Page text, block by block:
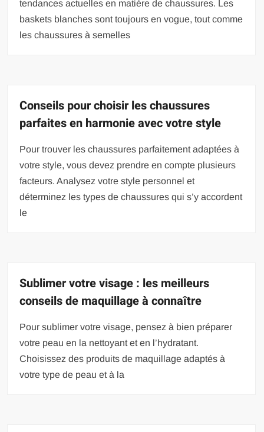
tendances actuelles en matière de chaussures. Les
baskets blanches sont toujours en vogue, tout comme
les chaussures à semelles
Conseils pour choisir les chaussures
parfaites en harmonie avec votre style
Pour trouver les chaussures parfaitement adaptées à
votre style, vous devez prendre en compte plusieurs
facteurs. Analysez votre style personnel et
déterminez les types de chaussures qui s’y accordent
le
Sublimer votre visage : les meilleurs
conseils de maquillage à connaître
Pour sublimer votre visage, pensez à bien préparer
votre peau en la nettoyant et en l’hydratant.
Choisissez des produits de maquillage adaptés à
votre type de peau et à la